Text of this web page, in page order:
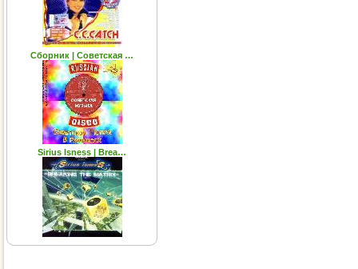
Сборник | Советская …
Sirius Isness | Brea…